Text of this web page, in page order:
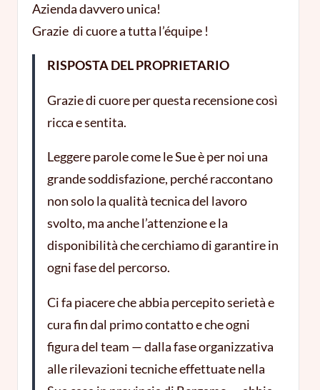
Azienda davvero unica!
Grazie di cuore a tutta l’équipe !
RISPOSTA DEL PROPRIETARIO
Grazie di cuore per questa recensione così
ricca e sentita.
Leggere parole come le Sue è per noi una
grande soddisfazione, perché raccontano
non solo la qualità tecnica del lavoro
svolto, ma anche l’attenzione e la
disponibilità che cerchiamo di garantire in
ogni fase del percorso.
Ci fa piacere che abbia percepito serietà e
cura fin dal primo contatto e che ogni
figura del team — dalla fase organizzativa
alle rilevazioni tecniche effettuate nella